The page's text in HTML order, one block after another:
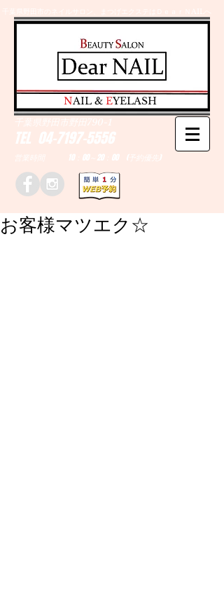
千葉県野田市のネイルサロン、まつげエクステはＤｅａｒＮAILへ
TEL 04-7197-5556
営業時間 10：00～20：00 (予約優先)
千葉県野田市野田790-1
​NAIL & EYELASH
お客様マツエク☆